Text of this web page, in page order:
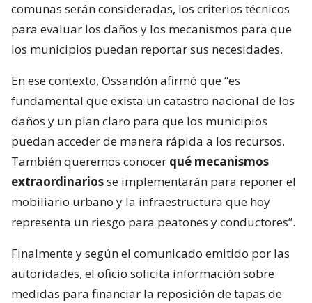
comunas serán consideradas, los criterios técnicos
para evaluar los daños y los mecanismos para que
los municipios puedan reportar sus necesidades.
En ese contexto, Ossandón afirmó que “es
fundamental que exista un catastro nacional de los
daños y un plan claro para que los municipios
puedan acceder de manera rápida a los recursos.
También queremos conocer qué mecanismos
extraordinariosse implementarán para reponer el
mobiliario urbano y la infraestructura que hoy
representa un riesgo para peatones y conductores”.
Finalmente y según el comunicado emitido por las
autoridades, el oficio solicita información sobre
medidas para financiar la reposición de tapas de